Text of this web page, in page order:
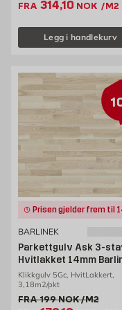
kjøpe hos Byggmax. Besøk
FRA Ekstrapris
314,10 NOK /M2
Legg i handlekurv
Prisen gjelder frem til
BARLINEK
Parkettgulv Ask 3-
Hvitlakket 14mm
Klikkgulv 5Gc, HvitLakkert,
3,18m2/pkt
FRAGammel pris 199
199NOK/M2